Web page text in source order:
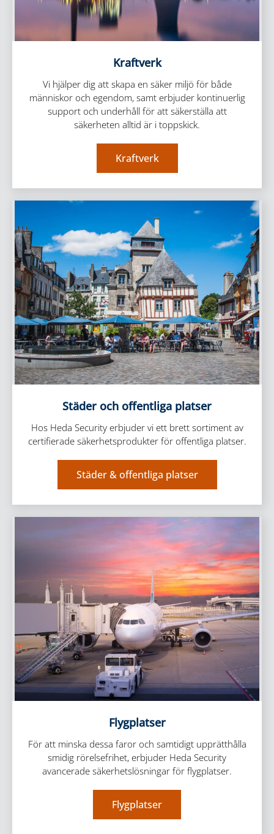
Kraftverk
Vi hjälper dig att skapa en säker miljö för både
människor och egendom, samt erbjuder kontinuerlig
support och underhåll för att säkerställa att
säkerheten alltid är i toppskick.
Kraftverk
Städer och offentliga platser
Hos Heda Security erbjuder vi ett brett sortiment av
certifierade säkerhetsprodukter för offentliga platser.
Städer & offentliga platser
Flygplatser
För att minska dessa faror och samtidigt upprätthålla
smidig rörelsefrihet, erbjuder Heda Security
avancerade säkerhetslösningar för flygplatser.
Flygplatser